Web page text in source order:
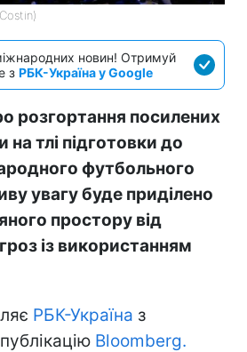
новин! Отримуй
з РБК-Україна у Google
розгортання посилених
на тлі підготовки до
футбольного
увагу буде приділено
простору від
із використанням
РБК-Україна з
Bloomberg.